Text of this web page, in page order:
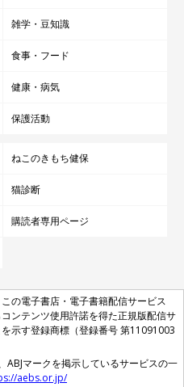
雑学・豆知識
食事・フード
健康・病気
保護活動
ねこのきもち健保
猫診断
購読者専用ページ
の電子書店・電子書籍配信サービス
ンテンツ使用許諾を得た正規版配信サ
示す登録商標（登録番号 第11091003
ABJマークを掲示しているサービスの一
aebs.or.jp/